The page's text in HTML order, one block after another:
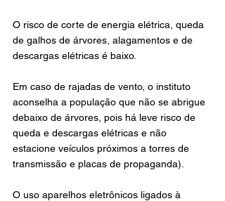
O risco de corte de energia elétrica, queda
de galhos de árvores, alagamentos e de
descargas elétricas é baixo.
Em caso de rajadas de vento, o instituto
aconselha a população que não se abrigue
debaixo de árvores, pois há leve risco de
queda e descargas elétricas e não
estacione veículos próximos a torres de
transmissão e placas de propaganda).
O uso aparelhos eletrônicos ligados à